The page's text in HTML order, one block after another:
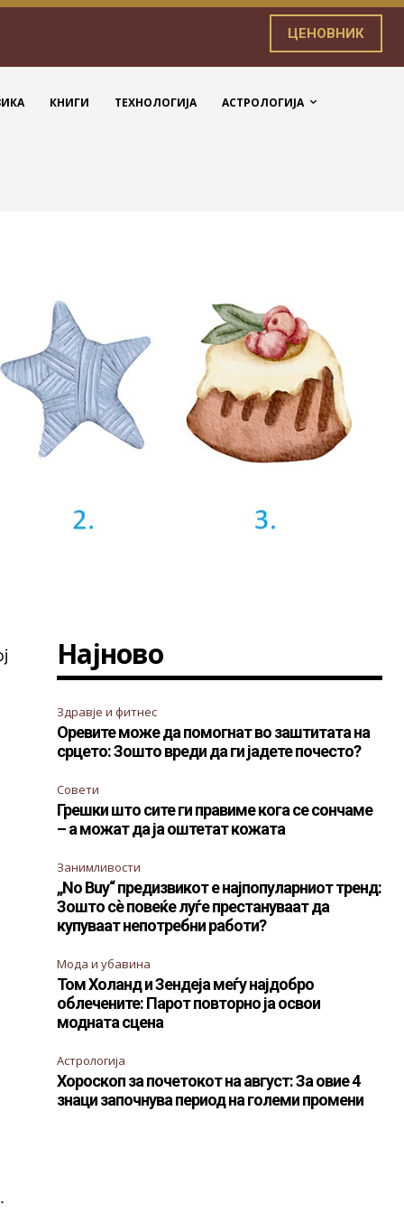
ЦЕНОВНИК
КНИГИ ТЕХНОЛОГИЈА АСТРОЛОГИЈА
Најново
Здравје и фитнес
Оревите може да помогнат во заштитата на
срцето: Зошто вреди да ги јадете почесто?
Совети
Грешки што сите ги правиме кога се сончаме
– а можат да ја оштетат кожата
Занимливости
„No Buy“ предизвикот е најпопуларниот тренд:
Зошто сè повеќе луѓе престануваат да
купуваат непотребни работи?
Мода и убавина
Том Холанд и Зендеја меѓу најдобро
облечените: Парот повторно ја освои
модната сцена
Астрологија
Хороскоп за почетокот на август: За овие 4
знаци започнува период на големи промени